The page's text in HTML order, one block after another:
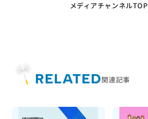
メディアチャンネルTOP
RELATED関連記事